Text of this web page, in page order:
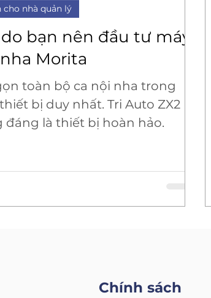
bạn nên đầu tư máy
Morita
toàn bộ ca nội nha trong
bị duy nhất. Tri Auto ZX2
đáng là thiết bị hoàn hảo.
cho nhà quản lý
Chính sách